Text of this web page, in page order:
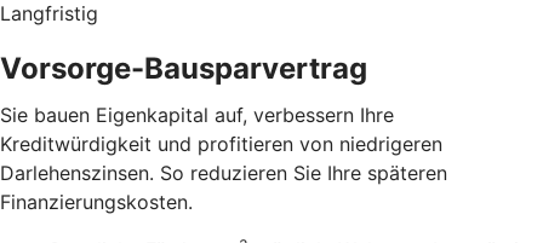
Langfristig
Vorsorge-Bausparvertrag
Sie bauen Eigenkapital auf, verbessern Ihre
Kreditwürdigkeit und profitieren von niedrigeren
Darlehenszinsen. So reduzieren Sie Ihre späteren
Finanzierungskosten.